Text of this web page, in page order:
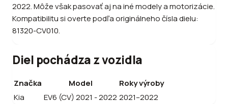
2022. Môže však pasovať aj na iné modely a motorizácie.
Kompatibilitu si overte podľa originálneho čísla dielu:
81320-CV010.
Diel pochádza z vozidla
Značka Model
Roky výroby
Kia
EV6 (CV) 2021 - 2022 2021–2022